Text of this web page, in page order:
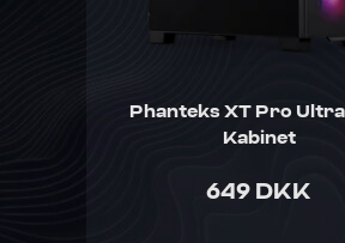
Phanteks XT Pro
Kabinet
649 DKK